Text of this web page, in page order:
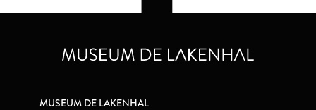
MUSEUM DE LAKENHAL